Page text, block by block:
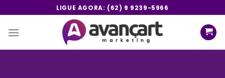
to
content
LIGUE AGORA: (62) 9 9239-5966